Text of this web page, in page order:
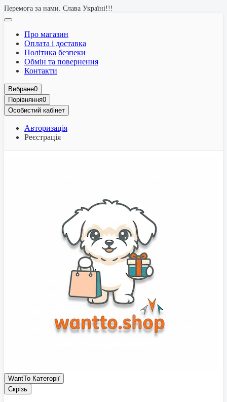
Перемога за нами. Слава Україні!!!
Про магазин
Оплата і доставка
Політика безпеки
Обмін та повернення
Контакти
Вибране0
Порівняння0
Особистий кабінет
Авторизація
Реєстрація
WantTo Категорії
Скрізь